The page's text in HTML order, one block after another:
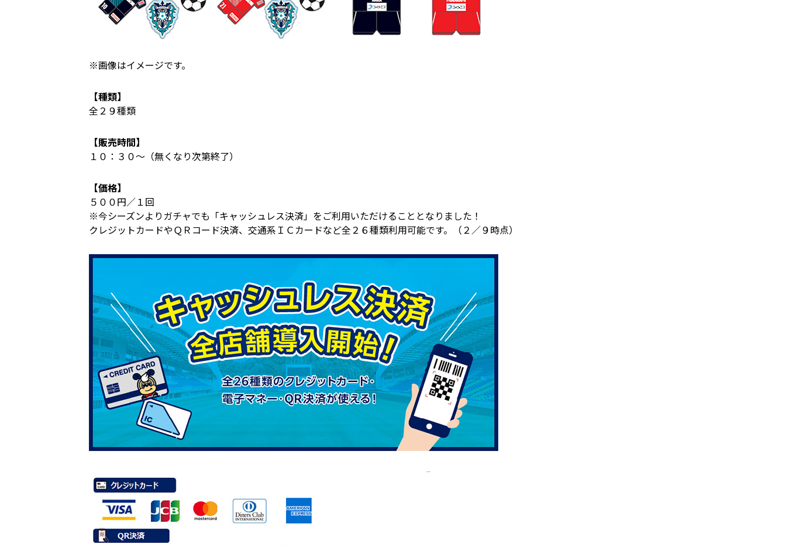
※画像はイメージです。
【種類】
全２９種類
【販売時間】
１０：３０～（無くなり次第終了）
【価格】
５００円／１回
※今シーズンよりガチャでも「キャッシュレス決済」をご利用いただけることとなりました！
クレジットカードやＱＲコード決済、交通系ＩＣカードなど全２６種類利用可能です。（２／９時点）